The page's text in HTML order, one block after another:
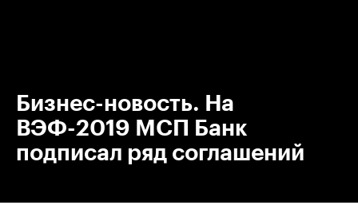
Бизнес-новость. На
ВЭФ-2019 МСП Банк
подписал ряд соглашений